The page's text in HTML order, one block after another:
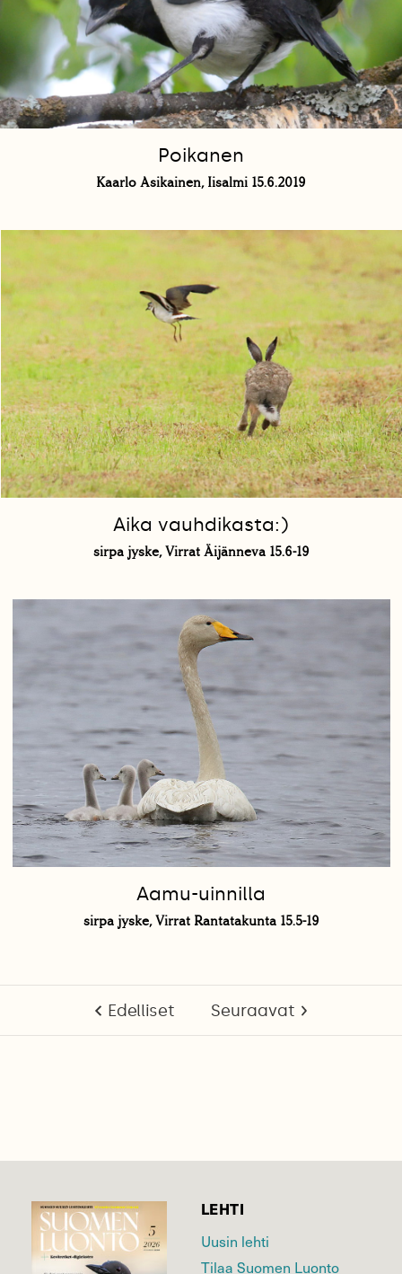
Poikanen
Kaarlo Asikainen, Iisalmi 15.6.2019
Aika vauhdikasta:)
sirpa jyske, Virrat Äijänneva 15.6-19
Aamu-uinnilla
sirpa jyske, Virrat Rantatakunta 15.5-19
Edelliset Seuraavat
LEHTI
Uusin lehti
Tilaa Suomen Luonto